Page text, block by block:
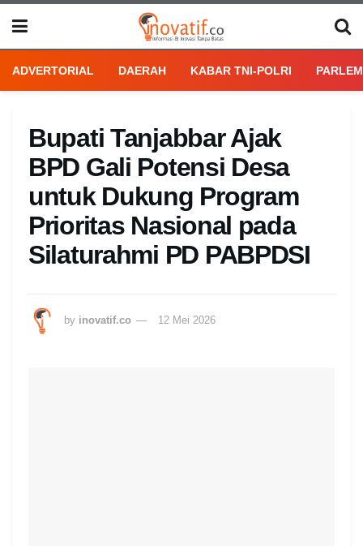
ADVERTORIAL DAERAH KABAR TNI-POLRI
Bupati Tanjabbar Ajak
BPD Gali Potensi Desa
untuk Dukung Program
Prioritas Nasional pada
Silaturahmi PD PABPDSI
by inovatif.co 12 Mei 2026